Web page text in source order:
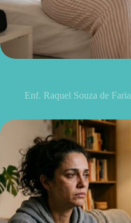
Enf. Raquel Souza de Faria